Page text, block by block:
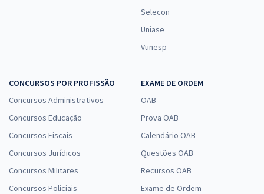
Selecon
Uniase
Vunesp
CONCURSOS POR PROFISSÃO
Concursos Administrativos
Concursos Educação
Concursos Fiscais
Concursos Jurídicos
Concursos Militares
Concursos Policiais
EXAME DE ORDEM
OAB
Prova OAB
Calendário OAB
Questões OAB
Recursos OAB
Exame de Ordem